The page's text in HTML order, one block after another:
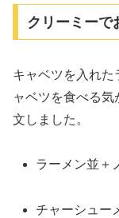
クリーミーで
キャベツを入れた
ャベツを食べる
文しました。
ラーメン並＋
チャーシュー